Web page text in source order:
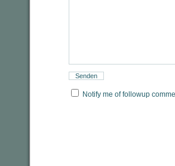
Notify me of followup